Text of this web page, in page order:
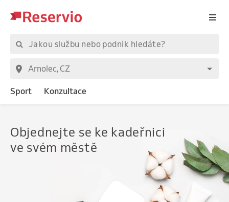
Sport Konzultace
Objednejte se ke kadeřnici
ve svém městě